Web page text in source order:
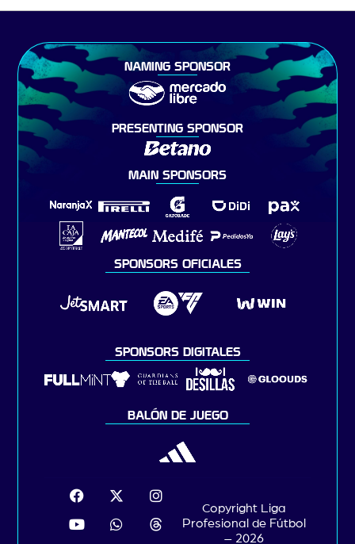
NAMING SPONSOR
PRESENTING SPONSOR
MAIN SPONSORS
SPONSORS OFICIALES
SPONSORS DIGITALES
BALÓN DE JUEGO
Copyright Liga
Profesional de Fútbol
– 2026